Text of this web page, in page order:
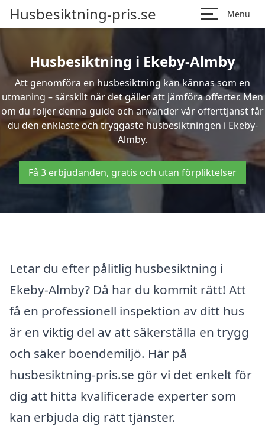
Husbesiktning-pris.se Menu
Husbesiktning i Ekeby-Almby
Att genomföra en husbesiktning kan kännas som en
utmaning – särskilt när det gäller att jämföra offerter. Men
om du följer denna guide och använder vår offerttjänst får
du den enklaste och tryggaste husbesiktningen i Ekeby-
Almby.
Få 3 erbjudanden, gratis och utan förpliktelser
Letar du efter pålitlig husbesiktning i
Ekeby-Almby? Då har du kommit rätt! Att
få en professionell inspektion av ditt hus
är en viktig del av att säkerställa en trygg
och säker boendemiljö. Här på
husbesiktning-pris.se gör vi det enkelt för
dig att hitta kvalificerade experter som
kan erbjuda dig rätt tjänster.